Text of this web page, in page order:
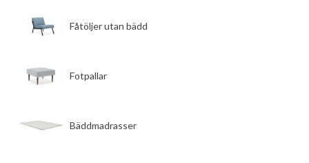
Fåtöljer utan bädd
Fotpallar
Bäddmadrasser